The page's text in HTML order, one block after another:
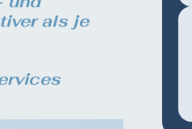
als je